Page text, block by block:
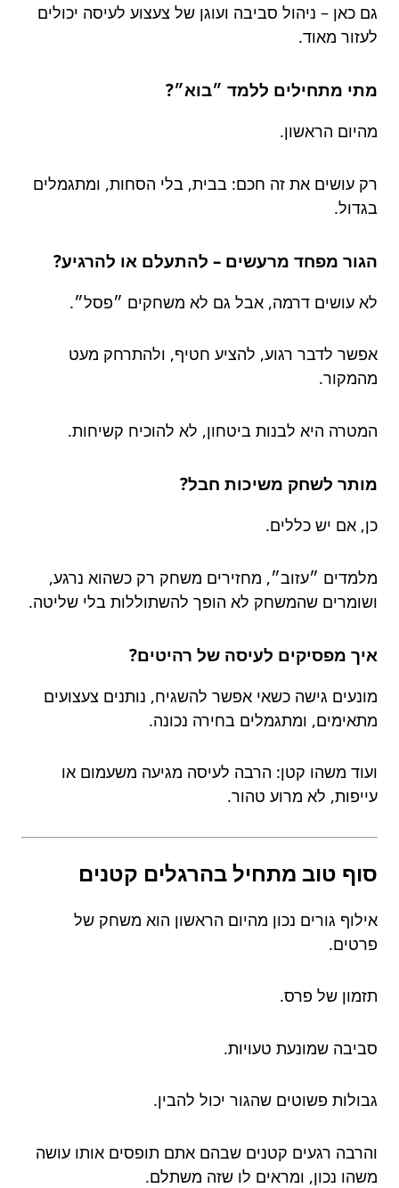
גם כאן – ניהול סביבה ועוגן של צעצוע לעיסה יכולים
לעזור מאוד.
מתי מתחילים ללמד ״בוא״?
מהיום הראשון.
רק עושים את זה חכם: בבית, בלי הסחות, ומתגמלים
בגדול.
הגור מפחד מרעשים – להתעלם או להרגיע?
לא עושים דרמה, אבל גם לא משחקים ״פסל״.
אפשר לדבר רגוע, להציע חטיף, ולהתרחק מעט
מהמקור.
המטרה היא לבנות ביטחון, לא להוכיח קשיחות.
מותר לשחק משיכות חבל?
כן, אם יש כללים.
מלמדים ״עזוב״, מחזירים משחק רק כשהוא נרגע,
ושומרים שהמשחק לא הופך להשתוללות בלי שליטה.
איך מפסיקים לעיסה של רהיטים?
מונעים גישה כשאי אפשר להשגיח, נותנים צעצועים
מתאימים, ומתגמלים בחירה נכונה.
ועוד משהו קטן: הרבה לעיסה מגיעה משעמום או
עייפות, לא מרוע טהור.
סוף טוב מתחיל בהרגלים קטנים
אילוף גורים נכון מהיום הראשון הוא משחק של
פרטים.
תזמון של פרס.
סביבה שמונעת טעויות.
גבולות פשוטים שהגור יכול להבין.
והרבה רגעים קטנים שבהם אתם תופסים אותו עושה
משהו נכון, ומראים לו שזה משתלם.